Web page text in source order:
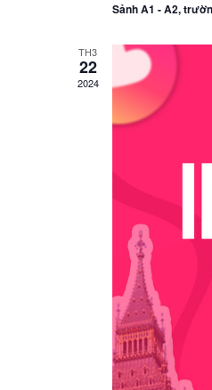
Sảnh A1 - A2,
TH3
22
2024